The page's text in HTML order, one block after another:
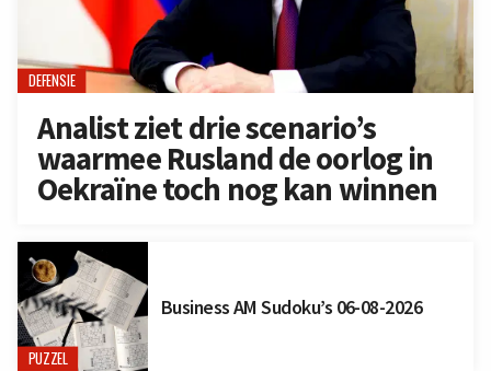
DEFENSIE
Analist ziet drie scenario’s
waarmee Rusland de oorlog in
Oekraïne toch nog kan winnen
PUZZEL
Business AM Sudoku’s 06-08-2026